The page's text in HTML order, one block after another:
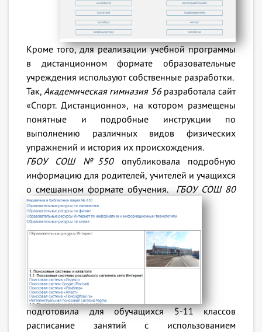
Кроме того, для реализации учебной программы
в дистанционном формате образовательные
учреждения используют собственные разработки.
Так,Академическая гимназия 56разработала сайт
«Спорт. Дистанционно», на котором размещены
понятные и подробные инструкции по
выполнению различных видов физических
упражнений и история их происхождения.
ГБОУ СОШ №550опубликовала подробную
информацию для родителей, учителей и учащихся
о смешанном формате обучения.
ГБОУ СОШ 80
подготовила для обучащихся 5-11 классов
расписание занятий с использованием